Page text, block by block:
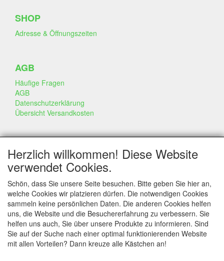
SHOP
Adresse & Öffnungszeiten
AGB
Häufige Fragen
AGB
Datenschutzerklärung
Übersicht Versandkosten
GESCHÄFT & INFO
Kontakt
Firmen Information
Portfolio
Disclaimer
Statement & Umwelt
Torten mit Dummies
SERVICE
Herzlich willkommen! Diese Website
verwendet Cookies.
Schön, dass Sie unsere Seite besuchen. Bitte geben Sie hier an,
welche Cookies wir platzieren dürfen. Die notwendigen Cookies
sammeln keine persönlichen Daten. Die anderen Cookies helfen
uns, die Website und die Besuchererfahrung zu verbessern. Sie
helfen uns auch, Sie über unsere Produkte zu informieren. Sind
Sie auf der Suche nach einer optimal funktionierenden Website
mit allen Vorteilen? Dann kreuze alle Kästchen an!